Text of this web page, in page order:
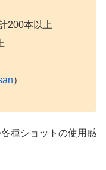
200本以上
）
種ショットの使用感